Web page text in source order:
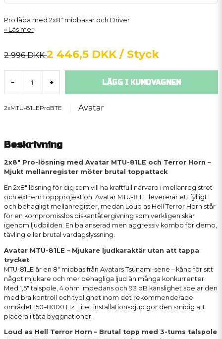
Pro låda med 2x8" midbasar och Driver
Läs mer
2 996 DKK2 446,5 DKK / Styck
- + LÄGG I KUNDVAGNEN
2xMTU-81LEProBTE Avatar
Beskrivning
2x8" Pro-lösning med Avatar MTU-81LE och Terror Horn –
Mjukt mellanregister möter brutal toppattack
En 2x8" lösning för dig som vill ha kraftfull närvaro i mellanregistret
och extrem toppprojektion. Avatar MTU-81LE levererar ett fylligt
och behagligt mellanregister, medan Loud as Hell Terror Horn står
för en kompromisslös diskantåtergivning som verkligen skär
igenom ljudbilden. En balanserad men aggressiv kombo för demo,
tävling eller brutal vardagslyssning.
Avatar MTU-81LE – Mjukare ljudkaraktär utan att tappa
trycket
MTU-81LE är en 8" midbas från Avatars Tsunami-serie – känd för sitt
något mjukare och mer behagliga ljud än många konkurrenter.
Med 1,5" talspole, 4 ohm impedans och 93 dB känslighet spelar den
med bra kontroll och tydlighet inom det rekommenderade
området 150–8000 Hz. Litet installationsdjup gör den smidig att
placera i täta byggnationer.
Loud as Hell Terror Horn – Brutal topp med 3-tums talspole